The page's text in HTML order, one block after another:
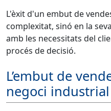
L'èxit d'un embut de
complexitat, sinó en la
amb les necessitats del
procés de decisió.
L’embut de
negoci industrial